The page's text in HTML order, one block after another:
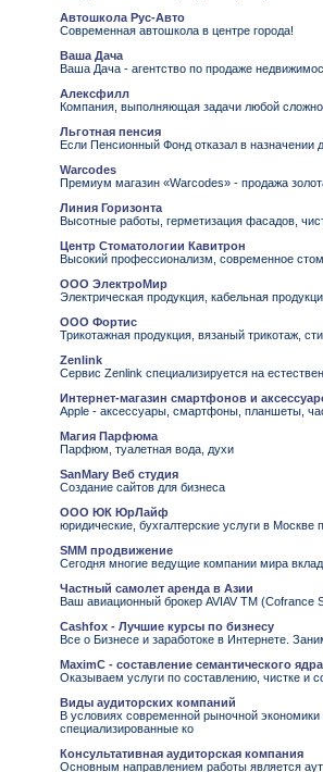
Автошкола Рус-Авто
Современная автошкола в центре города!
Ваша Дача
Ваша Дача - агентство по продаже
Алексфилл
Компания, выполняющая задачи любой
Льготная пенсия
Если Пенсионный Фонд отказал в назначении
Warcodes
Премиум магазин «Warcodes» - продажа
Линия Горизонта
Высотные работы, герметизация фасадов,
Центр Стоматологии Кавитрон
Высокий профессионализм, современное
ООО ЭлектроМир
Электрическая продукция, кабельная
ООО Фортис
Трикотажная продукция, вязаный трикотаж,
Zenlink
Сервис Zenlink специализируется на
Интернет-магазин смартфонов и
Apple - аксессуары, смартфоны, планшеты,
Магия Парфюма
Парфюм, туалетная вода, духи
SanMary Веб студия
Создание сайтов для бизнеса
ООО ЮК ЮрЛайф
юридические, бухгалтерские услуги в Москве
SMM продвижение
Сегодня многие ведущие компании мира
Частный самолет аренда в Азии
Ваш авиационный брокер AVIAV TM (Cofrance
Cashfox - Лучшие курсы по бизнесу
Все о Бизнесе и заработоке в Интернете.
MaximC - составление семантического
Оказываем услуги по составлению, чистке и
Виды аудиторских компаний
В условиях современной рыночной
специализированные ко
Консультативная аудиторская компания
Основным направлением работы является